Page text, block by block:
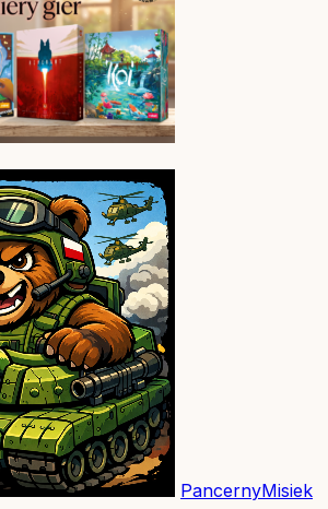
PancernyMisiek